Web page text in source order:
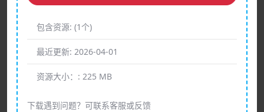
包含资源: (1个)
最近更新: 2026-04-01
资源大小：: 225 MB
下载遇到问题？可联系客服或反馈